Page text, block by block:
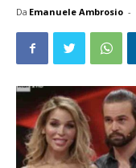
Da Emanuele Ambrosio -